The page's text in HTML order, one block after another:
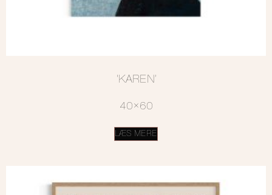
‘KAREN’
40×60
LÆS MERE